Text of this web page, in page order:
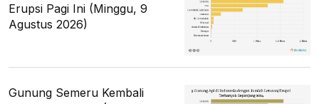
Erupsi Pagi Ini (Minggu, 9
Agustus 2026)
Gunung Semeru Kembali